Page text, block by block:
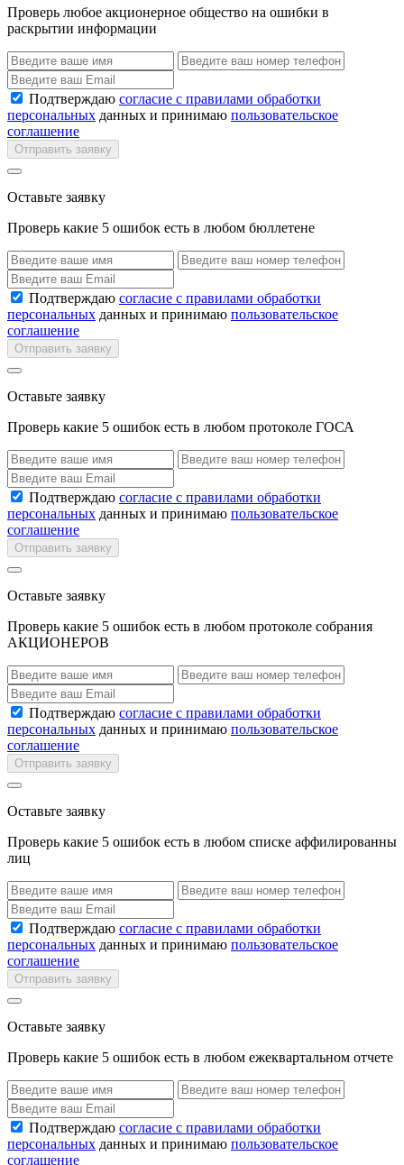
Проверь любое акционерное общество на ошибки в
раскрытии информации
Подтверждаю согласие с правилами обработки
персональных данных и принимаю пользовательское
соглашение
Отправить заявку
Оставьте заявку
Проверь какие 5 ошибок есть в любом бюллетене
Подтверждаю согласие с правилами обработки
персональных данных и принимаю пользовательское
соглашение
Отправить заявку
Оставьте заявку
Проверь какие 5 ошибок есть в любом протоколе ГОСА
Подтверждаю согласие с правилами обработки
персональных данных и принимаю пользовательское
соглашение
Отправить заявку
Оставьте заявку
Проверь какие 5 ошибок есть в любом протоколе собрания
АКЦИОНЕРОВ
Подтверждаю согласие с правилами обработки
персональных данных и принимаю пользовательское
соглашение
Отправить заявку
Оставьте заявку
Проверь какие 5 ошибок есть в любом списке аффилированны
лиц
Подтверждаю согласие с правилами обработки
персональных данных и принимаю пользовательское
соглашение
Отправить заявку
Оставьте заявку
Проверь какие 5 ошибок есть в любом ежеквартальном отчете
Подтверждаю согласие с правилами обработки
персональных данных и принимаю пользовательское
соглашение